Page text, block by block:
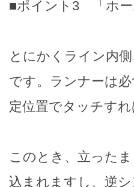
■ポイント3 「ホー
とにかくライン内
です。ランナーは
定位置でタッチす
このとき、立った
込まれますし、逆